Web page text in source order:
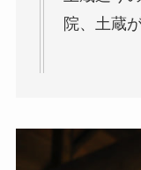
院、土蔵